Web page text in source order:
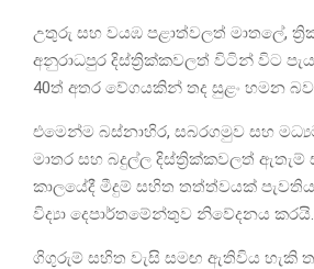
උතුරු සහ වයඹ පළාත්වලත් මාතලේ,
අනුරාධපුර දිස්ත්‍රික්කවලත් විටින් විට
40ත් අතර වේගයකින් තද සුළං හමන බව
එමෙන්ම බස්නාහිර, සබරගමුව සහ
මාතර සහ බදුල්ල දිස්ත්‍රික්කවලත්
කාලයේදී මීදුම් සහිත තත්ත්වයක්
විද්‍යා දෙපාර්තමේන්තුව නිවේදනය කරයි.
ගිගුරුම් සහිත වැසි සමඟ ඇතිවිය හැකි